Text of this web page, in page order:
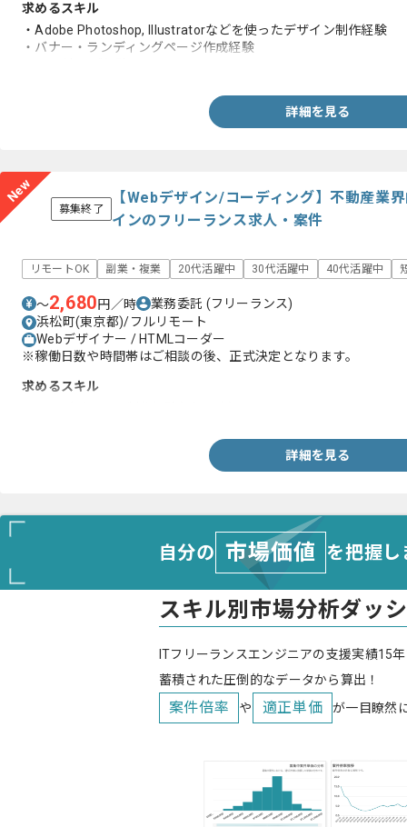
求めるスキル
・Adobe Photoshop, Illustratorなどを使ったデザイン制作経験
・バナー・ランディングページ作成経験
詳細を見る
New
募集終了
【Webデザイン/コーディング】不動産業
インのフリーランス求人・案件
リモートOK 副業・複業 20代活躍中 30代活躍中 40代活躍中
〜2,680円／時 業務委託 (フリーランス)
浜松町(東京都)/フルリモート
Webデザイナー / HTMLコーダー
※稼働日数や時間帯はご相談の後、正式決定となります。
求めるスキル
詳細を見る
自分の 市場価値 を把握
スキル別市場分析ダッ
ITフリーランスエンジニアの支援実績15
蓄積された圧倒的なデータから算出！
案件倍率 や 適正単価 が一目瞭然